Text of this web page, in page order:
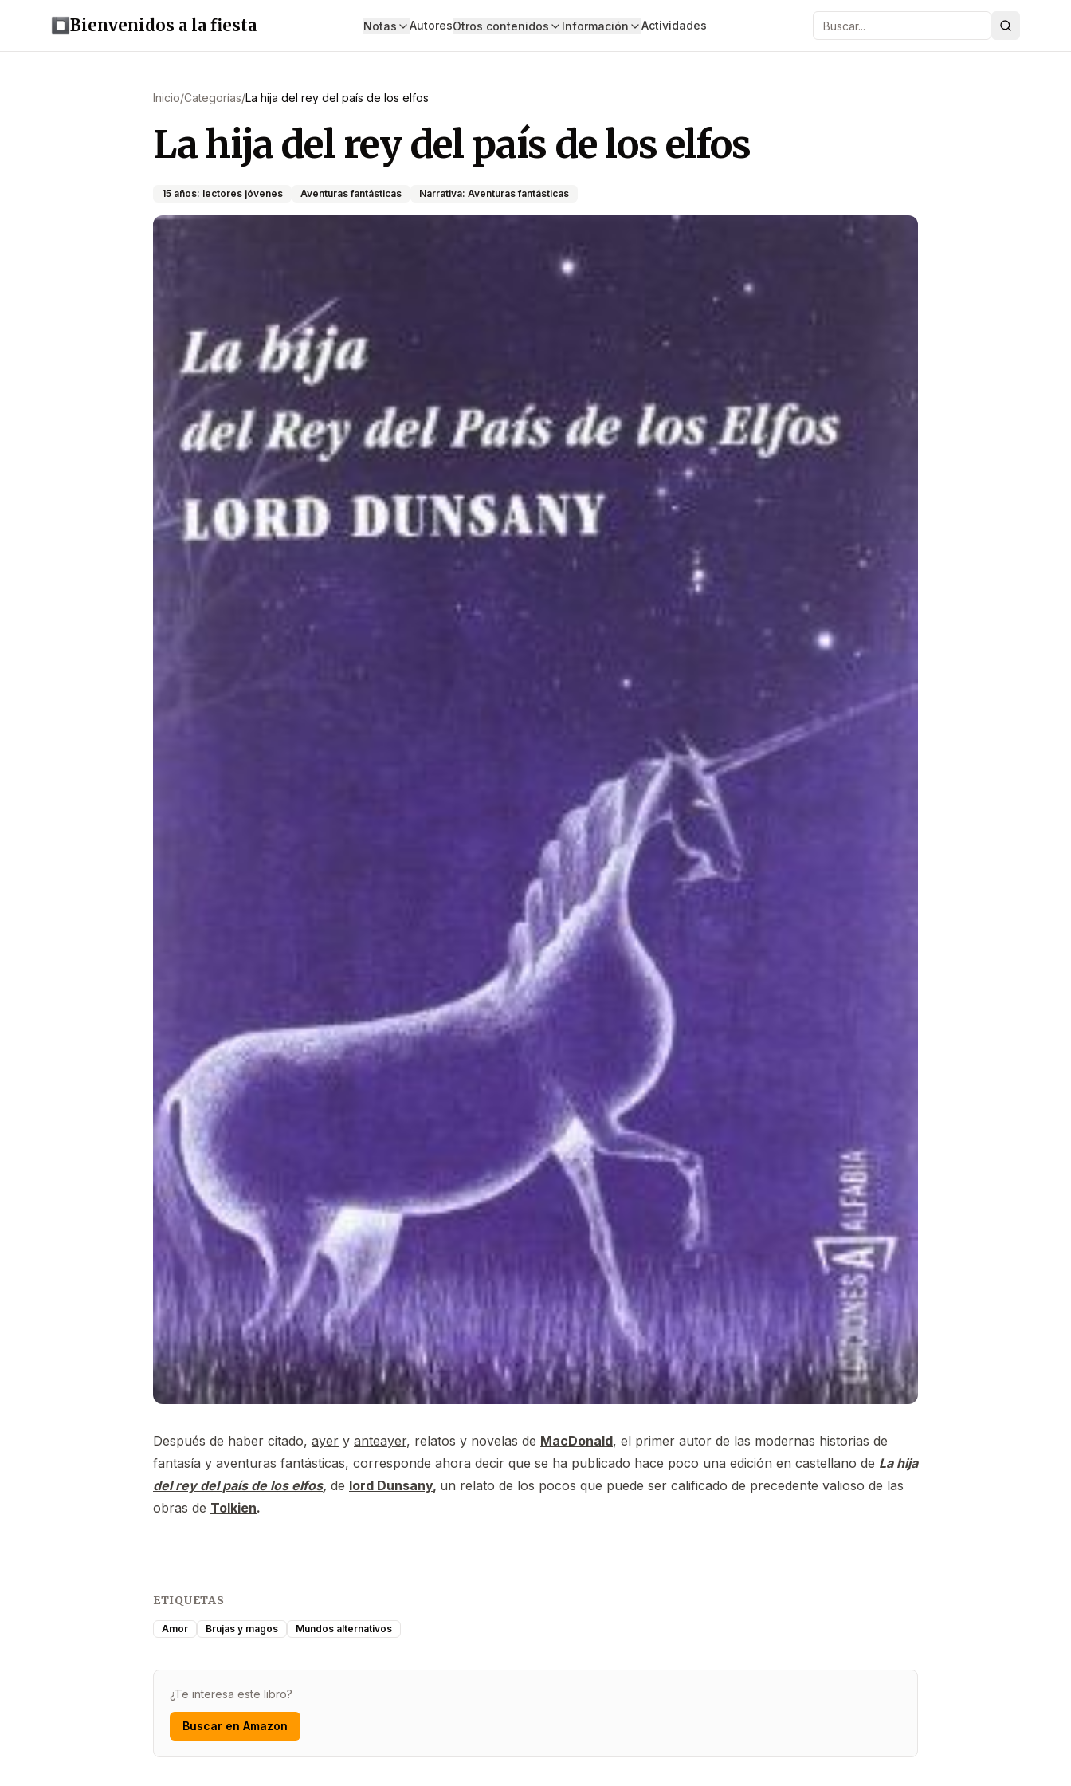
Bienvenidos a la fiesta Notas AutoresOtros contenidos Información Actividades Buscar
Inicio/Categorías/La hija del rey del país de los elfos
La hija del rey del país de los elfos
15 años: lectores jóvenes Aventuras fantásticas Narrativa: Aventuras fantásticas
Después de haber citado, ayer y anteayer, relatos y novelas de MacDonald, el primer autor de las modernas historias de
fantasía y aventuras fantásticas, corresponde ahora decir que se ha publicado hace poco una edición en castellano de La hija
del rey del país de los elfos, de lord Dunsany, un relato de los pocos que puede ser calificado de precedente valioso de las
obras de Tolkien.
ETIQUETAS
Amor Brujas y magos Mundos alternativos
¿Te interesa este libro?
Buscar en Amazon